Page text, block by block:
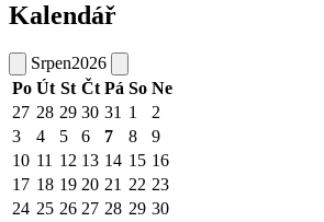
Kalendář
Srpen2026
Po Út St Čt Pá So Ne
27 28 29 30 31 1
2
3
4 5 6 7 8
9
10 11 12 13 14 15 16
17 18 19 20 21 22 23
24 25 26 27 28 29 30